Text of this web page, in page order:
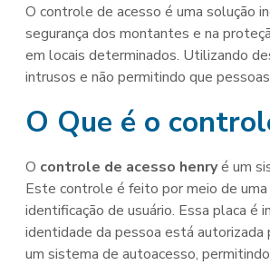
O controle de acesso é uma solução
segurança dos montantes e na
em locais determinados. Utilizando
intrusos e não permitindo que
O Que é o
O controle de acesso henryé um
Este controle é feito por meio de
identificação de usuário. Essa placa
identidade da pessoa está autorizada
um sistema de autoacesso,